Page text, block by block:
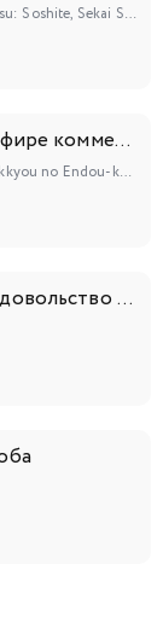
Eiyuuou, Bu wo Kiwameru Tame Tenseisu: Soshite, Sekai Saikyou no Minarai Kishi♀
Эндо и Кобаяси в прямом эфире комментируют злодейку
Tsundere Akuyaku Reijou Liselotte to Jikkyou no Endou-kun to Kaisetsu no Kobayashi-san
Семь смертных грехов: Недовольство Эдинбурга